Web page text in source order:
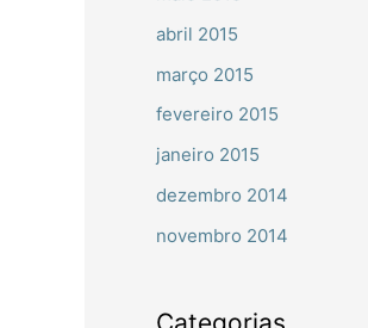
abril 2015
março 2015
fevereiro 2015
janeiro 2015
dezembro 2014
novembro 2014